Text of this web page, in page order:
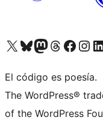
Visita nuestra cuenta de X (anteriormente Twitter)
Visita nuestra cuenta de Bluesky
Visita nuestra cuenta de Mastodon
Visita nuestra cuenta de
Visita nuestra
Visita
El código es poesía.
The WordPress®
of the WordPress